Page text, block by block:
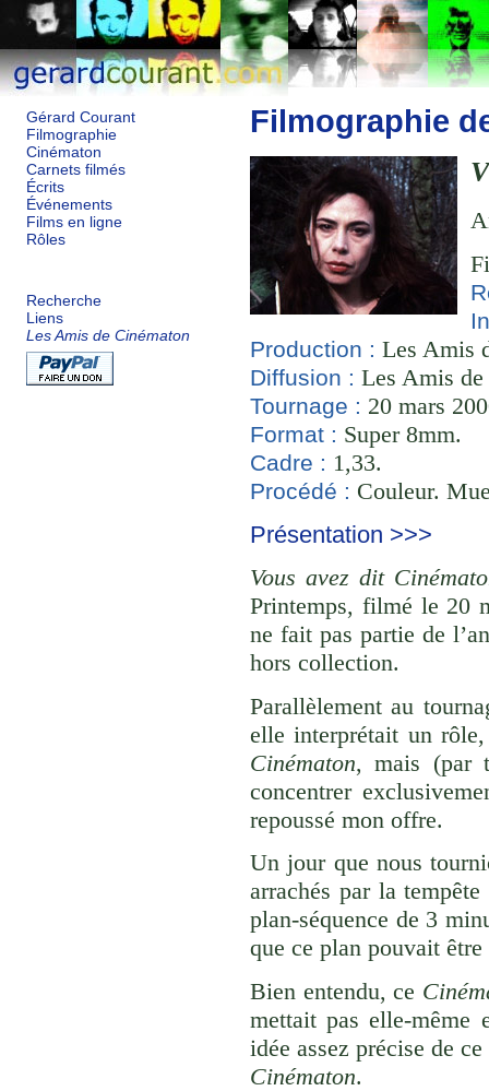
Gérard Courant
Filmographie
Cinématon
Carnets filmés
Écrits
Événements
Films en ligne
Rôles
Recherche
Liens
Les Amis de Cinématon
Filmographie
Production : Les Amis
Diffusion : Les Amis
Tournage : 20 mars
Format : Super 8mm.
Cadre : 1,33.
Procédé : Couleur.
Présentation >>>
Vous avez dit
Printemps, filmé le 20
ne fait pas partie de
hors collection.
Parallèlement au
elle interprétait un
Cinématon, mais (par
concentrer
repoussé mon offre.
Un jour que nous
arrachés par la
plan-séquence de 3
que ce plan pouvait
Bien entendu, ce
mettait pas elle-même
idée assez précise de
Cinématon.